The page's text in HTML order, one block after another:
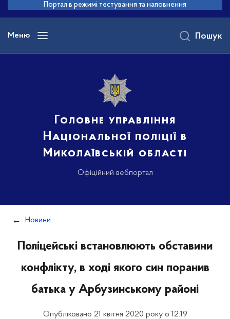
основного
вмісту
Портал в режимі тестування та наповнення
Меню
Головне управління
Національної поліції в
Миколаївській області
Офіційний вебпортал
Пошук
Новини
Поліцейські встановлюють обставини
конфлікту, в ході якого син поранив
батька у Арбузинському районі
Опубліковано 21 квітня 2020 року о 12:19